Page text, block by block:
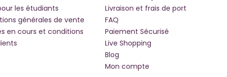
les étudiants
générales de vente
en cours et conditions
Livraison et frais de port
FAQ
Paiement Sécurisé
Live Shopping
Blog
Mon compte